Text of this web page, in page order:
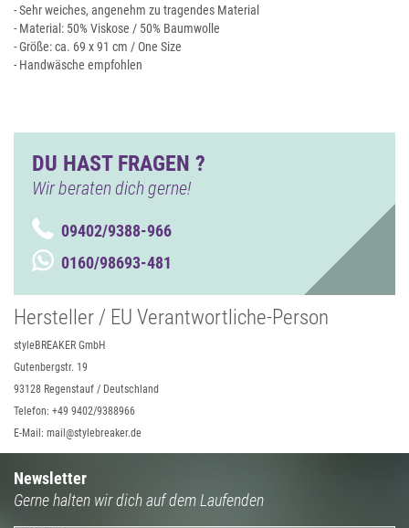
- Sehr weiches, angenehm zu tragendes Material
- Material: 50% Viskose / 50% Baumwolle
- Größe: ca. 69 x 91 cm / One Size
- Handwäsche empfohlen
DU HAST FRAGEN ?
Wir beraten dich gerne!
09402/9388-966
0160/98693-481
Hersteller / EU Verantwortliche-Person
styleBREAKER GmbH
Gutenbergstr. 19
93128 Regenstauf / Deutschland
Telefon: +49 9402/9388966
E-Mail: mail@stylebreaker.de
Newsletter
Gerne halten wir dich auf dem Laufenden